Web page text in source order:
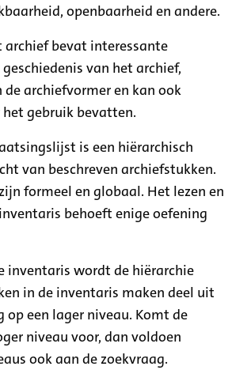
openbaarheid en andere.
archief bevat interessante
van het archief,
archiefvormer en kan ook
gebruik bevatten.
is een hiërarchisch
van beschreven archiefstukken.
formeel en globaal. Het lezen en
behoeft enige oefening
inventaris wordt de hiërarchie
in de inventaris maken deel uit
op een lager niveau. Komt de
niveau voor, dan voldoen
ook aan de zoekvraag.